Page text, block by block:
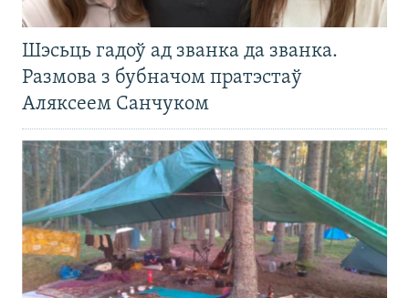
Шэсьць гадоў ад званка да званка.
Размова з бубначом пратэстаў
Аляксеем Санчуком